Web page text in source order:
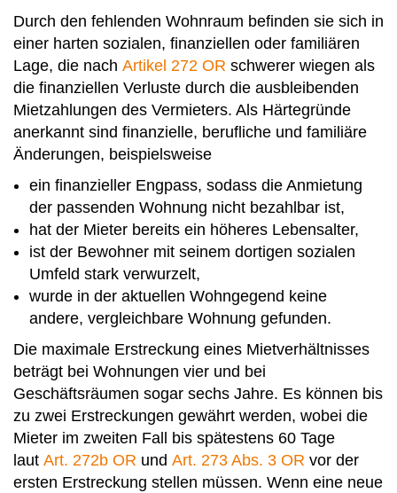
Durch den fehlenden Wohnraum befinden sie sich in
einer harten sozialen, finanziellen oder familiä­ren
Lage, die nach Artikel 272 OR schwerer wiegen als
die finanziellen Verluste durch die aus­bleibenden
Mietzahlungen des Vermieters. Als Härtegründe
anerkannt sind finanzielle, berufliche und familiäre
Änderungen, beispielsweise
ein finanzieller Engpass, sodass die Anmietung
der passenden Wohnung nicht bezahlbar ist,
hat der Mieter bereits ein höheres Lebensalter,
ist der Bewohner mit seinem dortigen sozialen
Umfeld stark verwurzelt,
wurde in der aktuellen Wohngegend keine
andere, vergleichbare Wohnung gefunden.
Die maximale Erstreckung eines Mietverhältnisses
beträgt bei Wohnungen vier und bei
Geschäftsräumen sogar sechs Jahre. Es können bis
zu zwei Erstreckungen gewährt werden, wobei die
Mieter im zweiten Fall bis spätestens 60 Tage
laut Art. 272b OR und Art. 273 Abs. 3 OR vor der
ersten Erstreckung stellen müssen. Wenn eine neue